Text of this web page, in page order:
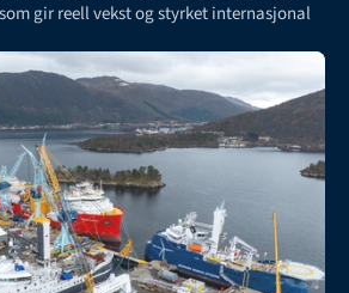
gir reell vekst og styrket internasjonal